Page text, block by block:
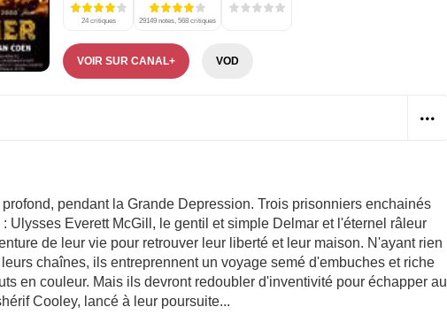
24 critiques 29149 notes, 568 critiques
VOIR SUR CANAL+ VOD
pendant la Grande Depression. Trois prisonniers enchainés
Ulysses Everett McGill, le gentil et simple Delmar et l'éternel râleur
de leur vie pour retrouver leur liberté et leur maison. N'ayant rien
chaînes, ils entreprennent un voyage semé d'embuches et riche
en couleur. Mais ils devront redoubler d'inventivité pour échapper au
Cooley, lancé à leur poursuite...